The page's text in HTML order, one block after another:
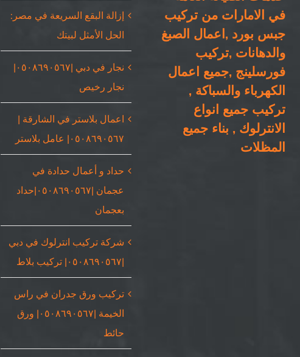
في الامارات من تركيب
جبس بورد ,اعمال الصبغ
والدهانات ,تركيب
فورسلينج ,جميع اعمال
الكهرباء والسباكة ,
تركيب جميع انواع
الانترلوك , بناء جميع
المظلات
إزالة البقع السريعة في مصر:
الحل الأمثل لبيتك
نجار في دبي |٠٥٠٨٦٩٠٥٦٧|
نجار رخيص
اعمال بلاستر في الشارقة |
٠٥٠٨٦٩٠٥٦٧| عامل بلاستر
حداد و أعمال حدادة في
عجمان |٠٥٠٨٦٩٠٥٦٧|حداد
بعجمان
شركة تركيب انترلوك في دبي
|٠٥٠٨٦٩٠٥٦٧| تركيب بلاط
تركيب ورق جدران في راس
الخيمة |٠٥٠٨٦٩٠٥٦٧| ورق
حائط